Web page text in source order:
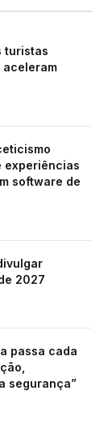
turistas
aceleram
experiências
software de
2027
passa cada
segurança”